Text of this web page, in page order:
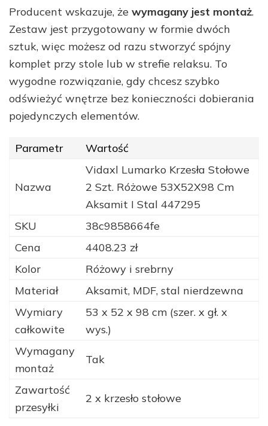
Producent wskazuje, że wymagany jest montaż.
Zestaw jest przygotowany w formie dwóch
sztuk, więc możesz od razu stworzyć spójny
komplet przy stole lub w strefie relaksu. To
wygodne rozwiązanie, gdy chcesz szybko
odświeżyć wnętrze bez konieczności dobierania
pojedynczych elementów.
Parametr Wartość
Nazwa
Vidaxl Lumarko Krzesła Stołowe
2 Szt. Różowe 53X52X98 Cm
Aksamit I Stal 447295
SKU
38c9858664fe
Cena
4408.23 zł
Kolor
Różowy i srebrny
Materiał
Aksamit, MDF, stal nierdzewna
Wymiary
całkowite
53 x 52 x 98 cm (szer. x gł. x
wys.)
Wymagany
montaż
Tak
Zawartość
przesyłki
2 x krzesło stołowe